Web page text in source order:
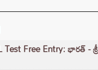
Test Free Entry: భారత్ -